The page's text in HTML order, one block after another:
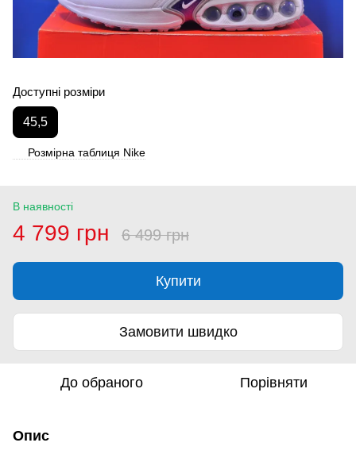
Доступні розміри
45,5
Розмірна таблиця Nike
В наявності
4 799 грн 6 499 грн
Купити
Замовити швидко
До обраного Порівняти
Опис